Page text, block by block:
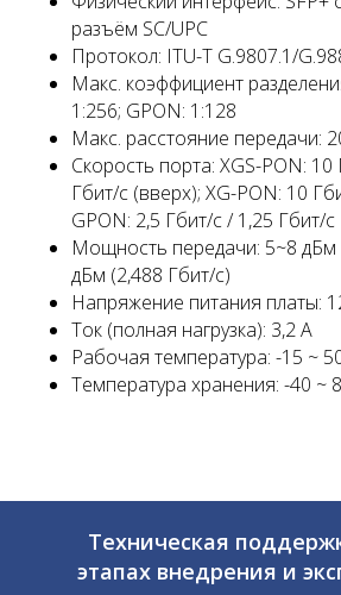
разъём SC/UPC
Протокол: ITU-T G.9807.1/
Макс. коэффициент
1:256; GPON: 1:128
Макс. расстояние передачи:
Скорость порта: XGS-PON:
Гбит/с (вверх); XG-PON: 10
GPON: 2,5 Гбит/с / 1,25 Гбит/с
Мощность передачи: 5~8 дБм
дБм (2,488 Гбит/с)
Напряжение питания платы:
Ток (полная нагрузка): 3,2 А
Рабочая температура: -15 ~
Температура хранения: -40 ~
Техническая
этапах внедрения и